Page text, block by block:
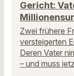
Gericht:
Zwei frühere
versteigerten
Deren Vater
– und muss